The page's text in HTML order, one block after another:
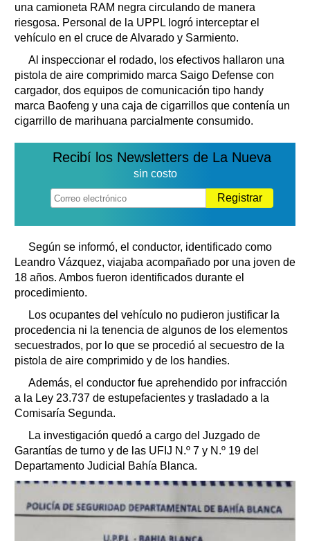
una camioneta RAM negra circulando de manera
riesgosa. Personal de la UPPL logró interceptar el
vehículo en el cruce de Alvarado y Sarmiento.
Al inspeccionar el rodado, los efectivos hallaron una
pistola de aire comprimido marca Saigo Defense con
cargador, dos equipos de comunicación tipo handy
marca Baofeng y una caja de cigarrillos que contenía un
cigarrillo de marihuana parcialmente consumido.
Recibí los Newsletters de La Nueva
sin costo
Registrar
Según se informó, el conductor, identificado como
Leandro Vázquez, viajaba acompañado por una joven de
18 años. Ambos fueron identificados durante el
procedimiento.
Los ocupantes del vehículo no pudieron justificar la
procedencia ni la tenencia de algunos de los elementos
secuestrados, por lo que se procedió al secuestro de la
pistola de aire comprimido y de los handies.
Además, el conductor fue aprehendido por infracción
a la Ley 23.737 de estupefacientes y trasladado a la
Comisaría Segunda.
La investigación quedó a cargo del Juzgado de
Garantías de turno y de las UFIJ N.º 7 y N.º 19 del
Departamento Judicial Bahía Blanca.